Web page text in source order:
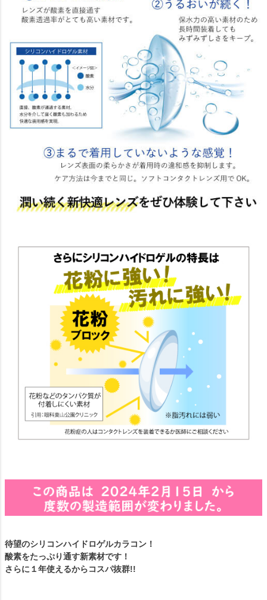
待望のシリコンハイドロゲルカラコン！
酸素をたっぷり通す新素材です！
さらに１年使えるからコスパ抜群!!